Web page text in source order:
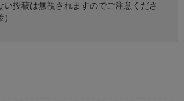
い投稿は無視されますのでご注意くださ